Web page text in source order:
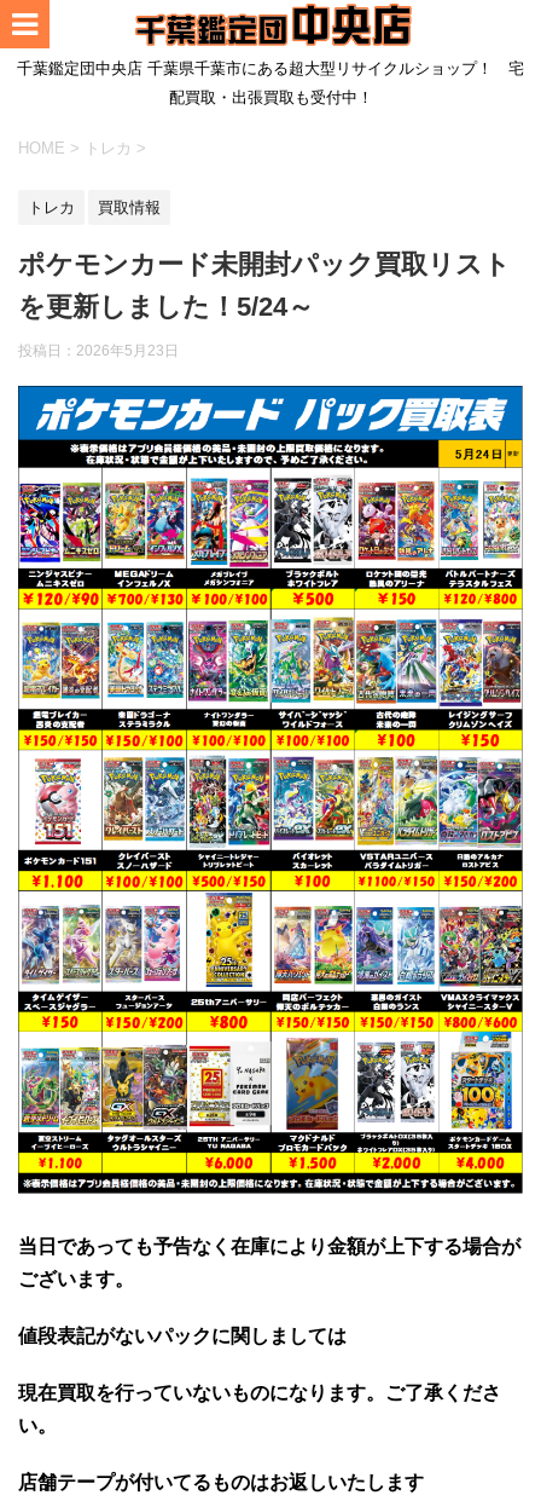
千葉鑑定団中央店 千葉県千葉市にある超大型リサイクルショップ！ 宅
配買取・出張買取も受付中！
HOME > トレカ >
トレカ 買取情報
ポケモンカード未開封パック買取リスト
を更新しました！5/24～
投稿日： 2026年5月23日
当日であっても予告なく在庫により金額が上下する場合が
ございます。
値段表記がないパックに関しましては
現在買取を行っていないものになります。ご了承くださ
い。
店舗テープが付いてるものはお返しいたします